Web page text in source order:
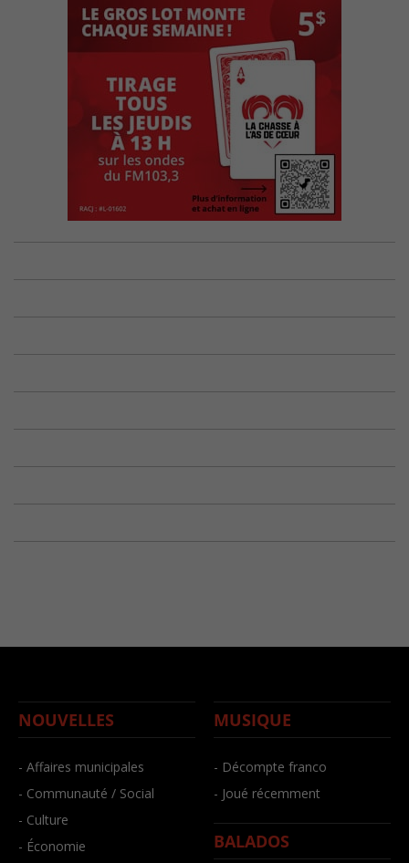
NOUVELLES
- Affaires municipales
- Communauté / Social
- Culture
- Économie
MUSIQUE
- Décompte franco
- Joué récemment
BALADOS